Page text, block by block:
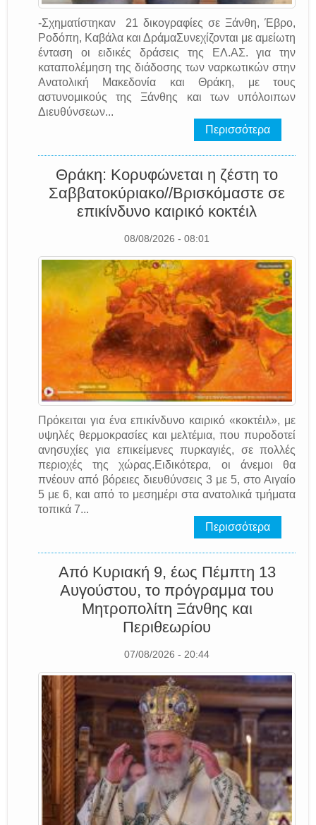
-Σχηματίστηκαν 21 δικογραφίες σε Ξάνθη, Έβρο,
Ροδόπη, Καβάλα και ΔράμαΣυνεχίζονται με αμείωτη
ένταση οι ειδικές δράσεις της EΛ.AΣ. για την
καταπολέμηση της διάδοσης των ναρκωτικών στην
Ανατολική Μακεδονία και Θράκη, με τους
αστυνομικούς της Ξάνθης και των υπόλοιπων
Διευθύνσεων...
Περισσότερα
Θράκη: Κορυφώνεται η ζέστη το
Σαββατοκύριακο//Βρισκόμαστε σε
επικίνδυνο καιρικό κοκτέιλ
08/08/2026 - 08:01
Πρόκειται για ένα επικίνδυνο καιρικό «κοκτέιλ», με
υψηλές θερμοκρασίες και μελτέμια, που πυροδοτεί
ανησυχίες για επικείμενες πυρκαγιές, σε πολλές
περιοχές της χώρας.Ειδικότερα, οι άνεμοι θα
πνέουν από βόρειες διευθύνσεις 3 με 5, στο Αιγαίο
5 με 6, και από το μεσημέρι στα ανατολικά τμήματα
τοπικά 7...
Περισσότερα
Από Κυριακή 9, έως Πέμπτη 13
Αυγούστου, το πρόγραμμα του
Μητροπολίτη Ξάνθης και
Περιθεωρίου
07/08/2026 - 20:44